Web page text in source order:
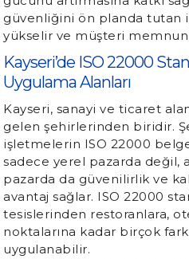
güvenliğini ön planda tutan
yükselir ve müşteri
Kayseri’de ISO 22000
Uygulama Alanları
Kayseri, sanayi ve ticaret
gelen şehirlerinden biridir.
işletmelerin ISO 22000
sadece yerel pazarda değil,
pazarda da güvenilirlik ve
avantaj sağlar. ISO 22000
tesislerinden restoranlara,
noktalarına kadar birçok
uygulanabilir.